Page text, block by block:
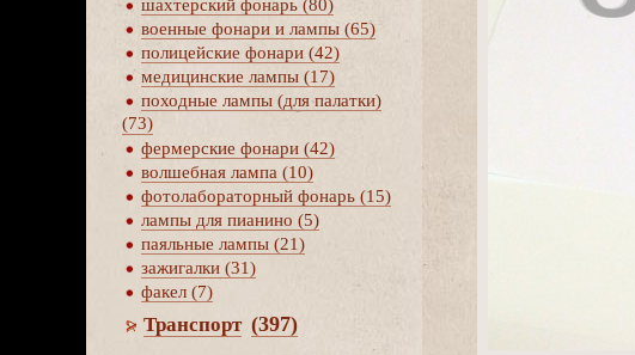
шахтерский фонарь (80)
оенные фонари и лампы (65)
полицейские фонари (42)
медицинские лампы (17)
походные лампы (для палатки)
(73)
фермерские фонари (42)
олшебная лампа (10)
фотолабораторный фонарь (15)
лампы для пианино (5)
паяльные лампы (21)
зажигалки (31)
факел (7)
Транспорт (397)